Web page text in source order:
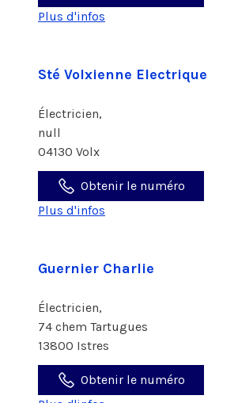
Plus d'infos
Sté Volxienne Electrique
Électricien,
null
04130 Volx
Obtenir le numéro
Plus d'infos
Guernier Charlie
Électricien,
74 chem Tartugues
13800 Istres
Obtenir le numéro